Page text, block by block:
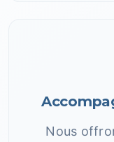
Nous